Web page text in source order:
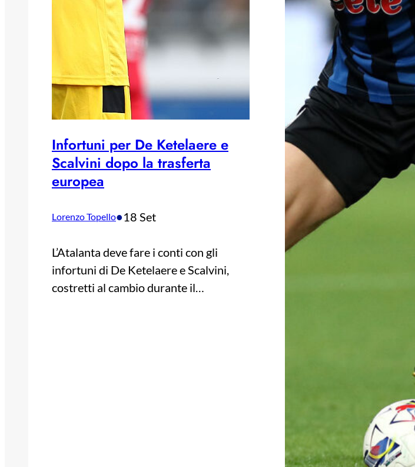
Infortuni per De Ketelaere e
Scalvini dopo la trasferta
europea
Lorenzo Topello•18 Set
L’Atalanta deve fare i conti con gli
infortuni di De Ketelaere e Scalvini,
costretti al cambio durante il…